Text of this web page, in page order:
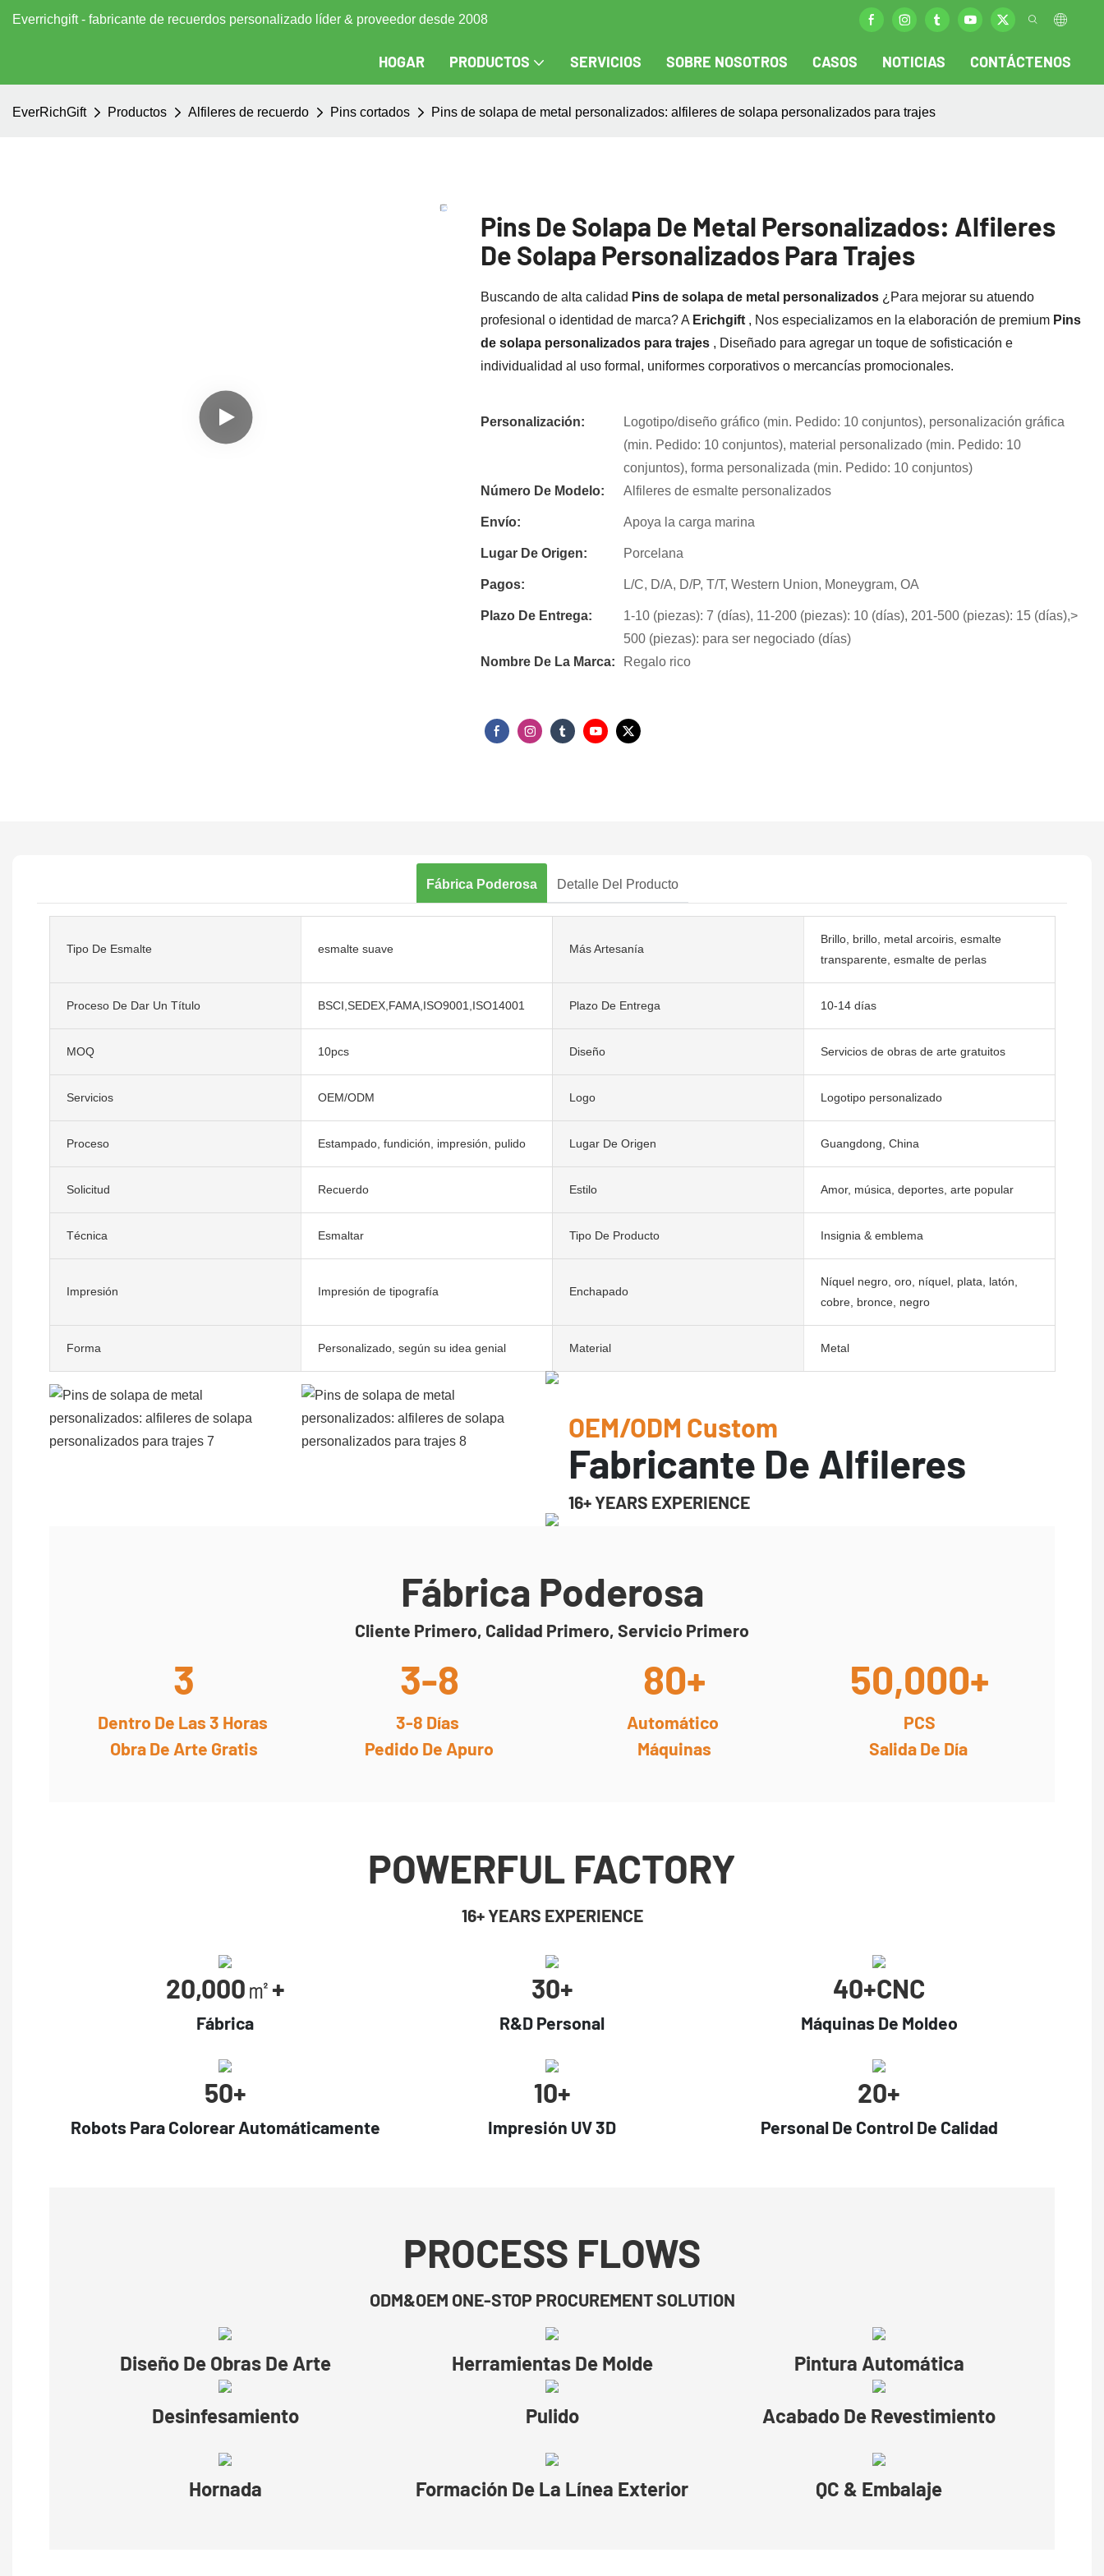
Everrichgift - fabricante de recuerdos personalizado líder & proveedor desde 2008
HOGAR PRODUCTOS SERVICIOS SOBRE NOSOTROS CASOS NOTICIAS CONTÁCTENOS
EverRichGift Productos Alfileres de recuerdo Pins cortados Pins de solapa de metal personalizados: alfileres de solapa personalizados para trajes
Pins De Solapa De Metal Personalizados: Alfileres
De Solapa Personalizados Para Trajes
Buscando de alta calidad Pins de solapa de metal personalizados ¿Para mejorar su atuendo
profesional o identidad de marca? A Erichgift , Nos especializamos en la elaboración de premium Pins
de solapa personalizados para trajes , Diseñado para agregar un toque de sofisticación e
individualidad al uso formal, uniformes corporativos o mercancías promocionales.
Personalización:
Logotipo/diseño gráfico (min. Pedido: 10 conjuntos), personalización gráfica
(min. Pedido: 10 conjuntos), material personalizado (min. Pedido: 10
conjuntos), forma personalizada (min. Pedido: 10 conjuntos)
Número De Modelo:
Alfileres de esmalte personalizados
Envío: Apoya la carga marina
Lugar De Origen: Porcelana
Pagos: L/C, D/A, D/P, T/T, Western Union, Moneygram, OA
Plazo De Entrega:
1-10 (piezas): 7 (días), 11-200 (piezas): 10 (días), 201-500 (piezas): 15 (días),>
500 (piezas): para ser negociado (días)
Nombre De La Marca:
Regalo rico
Fábrica Poderosa Detalle Del Producto
Tipo De Esmalte esmalte suave Más Artesanía
Brillo, brillo, metal arcoiris, esmalte
transparente, esmalte de perlas
Proceso De Dar Un Título BSCI,SEDEX,FAMA,ISO9001,ISO14001 Plazo De Entrega 10-14 días
MOQ 10pcs Diseño Servicios de obras de arte gratuitos
Servicios OEM/ODM Logo Logotipo personalizado
Proceso Estampado, fundición, impresión, pulido Lugar De Origen Guangdong, China
Solicitud Recuerdo Estilo Amor, música, deportes, arte popular
Técnica Esmaltar Tipo De Producto Insignia & emblema
Impresión Impresión de tipografía Enchapado
Níquel negro, oro, níquel, plata, latón,
cobre, bronce, negro
Forma Personalizado, según su idea genial Material Metal
OEM/ODM Custom
Fabricante De Alfileres
16+ YEARS EXPERIENCE
Fábrica Poderosa
Cliente Primero, Calidad Primero, Servicio Primero
3
Dentro De Las 3 Horas
Obra De Arte Gratis
3-8
3-8 Días
Pedido De Apuro
80+
Automático
Máquinas
50,000+
PCS
Salida De Día
POWERFUL FACTORY
16+ YEARS EXPERIENCE
20,000㎡+
Fábrica
30+
R&D Personal
40+CNC
Máquinas De Moldeo
50+
Robots Para Colorear Automáticamente
10+
Impresión UV 3D
20+
Personal De Control De Calidad
PROCESS FLOWS
ODM&OEM ONE-STOP PROCUREMENT SOLUTION
Diseño De Obras De Arte Herramientas De Molde Pintura Automática
Desinfesamiento Pulido Acabado De Revestimiento
Hornada Formación De La Línea Exterior QC & Embalaje